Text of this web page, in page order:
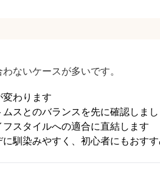
ないケースが多いです。
わります
スとのバランスを先に確認しまし
スタイルへの適合に直結します
馴染みやすく、初心者にもおす